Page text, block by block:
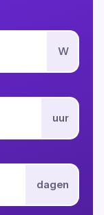
W
uur
dagen